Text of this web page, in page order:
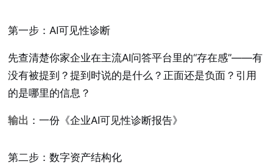
第一步：AI可见性诊断
先查清楚你家企业在主流AI问答平台里的“存在感”——有
没有被提到？提到时说的是什么？正面还是负面？引用
的是哪里的信息？
输出 ：一份《企业AI可见性诊断报告》
第二步：数字资产结构化